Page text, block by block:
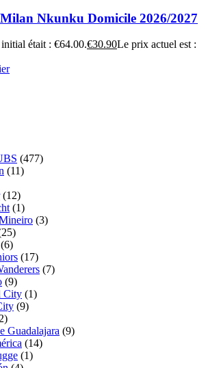
Nkunku Domicile 2026/2027
était : €64.00.€30.90Le prix actuel est :
(477)
(11)
(12)
(1)
(3)
(6)
(17)
(7)
(9)
City (1)
(9)
Guadalajara (9)
(14)
(1)